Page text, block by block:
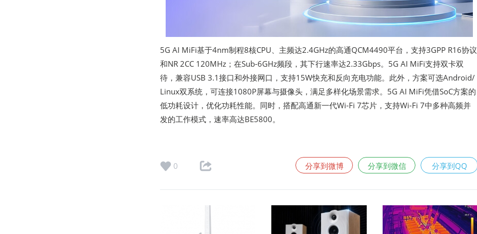
5G AI MiFi基于4nm制程8核CPU、主频达2.4GHz的高通QCM4490平台，支持3GPP R16协议
和NR 2CC 120MHz；在Sub-6GHz频段，其下行速率达2.33Gbps。5G AI MiFi支持双卡双
待，兼容USB 3.1接口和外接网口，支持15W快充和反向充电功能。此外，方案可选Android/
Linux双系统，可连接1080P屏幕与摄像头，满足多样化场景需求。5G AI MiFi凭借SoC方案的
低功耗设计，优化功耗性能。同时，搭配高通新一代Wi-Fi 7芯片，支持Wi-Fi 7中多种高频并
发的工作模式，速率高达BE5800。
0 分享到微博 分享到微信 分享到QQ